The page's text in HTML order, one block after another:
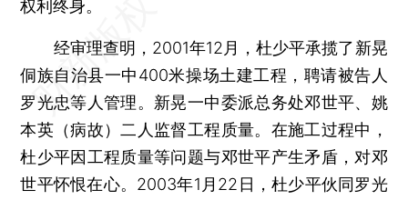
权利终身。
经审理查明，2001年12月，杜少平承揽了新晃
侗族自治县一中400米操场土建工程，聘请被告人
罗光忠等人管理。新晃一中委派总务处邓世平、姚
本英（病故）二人监督工程质量。在施工过程中，
杜少平因工程质量等问题与邓世平产生矛盾，对邓
世平怀恨在心。2003年1月22日，杜少平伙同罗光